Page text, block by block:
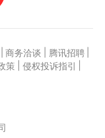
商务洽谈 腾讯招聘
策 侵权投诉指引